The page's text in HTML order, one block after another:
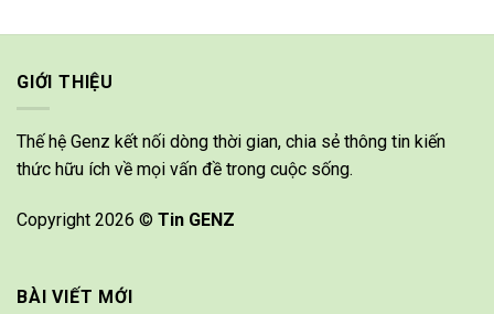
GIỚI THIỆU
Thế hệ Genz kết nối dòng thời gian, chia sẻ thông tin kiến
thức hữu ích về mọi vấn đề trong cuộc sống.
Copyright 2026 © Tin GENZ
BÀI VIẾT MỚI